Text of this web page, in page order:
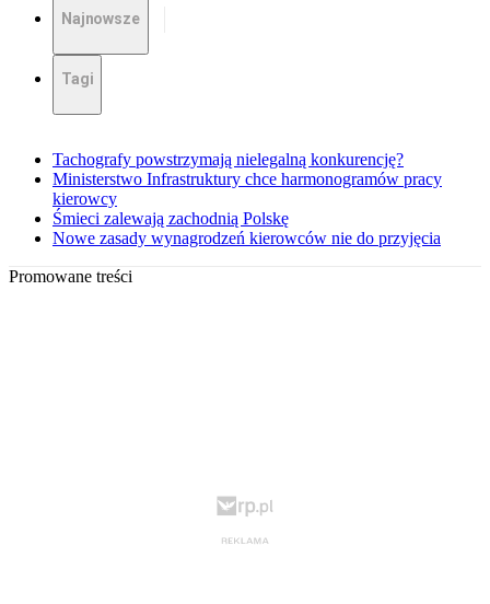
Najnowsze
Tagi
Tachografy powstrzymają nielegalną konkurencję?
Ministerstwo Infrastruktury chce harmonogramów pracy
kierowcy
Śmieci zalewają zachodnią Polskę
Nowe zasady wynagrodzeń kierowców nie do przyjęcia
Promowane treści